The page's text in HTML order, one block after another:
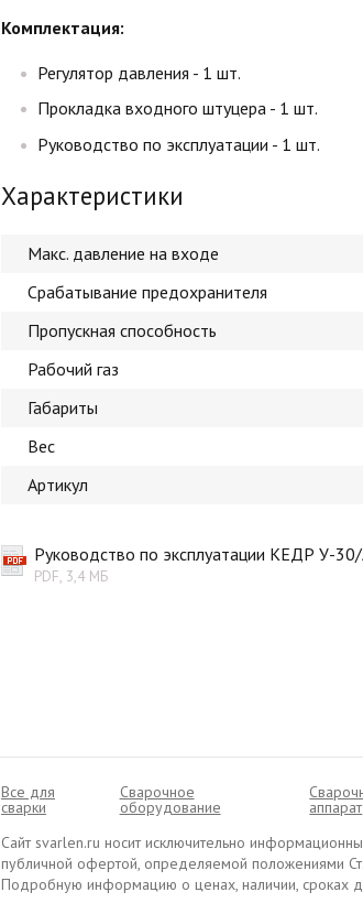
Комплектация:
Регулятор давления - 1 шт.
Прокладка входного штуцера - 1 шт.
Руководство по эксплуатации - 1 шт.
Характеристики
Макс. давление на входе
Срабатывание предохранителя
Пропускная способность
Рабочий газ
Габариты
Вес
Артикул
Руководство по эксплуатации КЕДР У-
PDF, 3,4 МБ
Все для
сварки
Сварочное
оборудование аппарат
Сайт svarlen.ru носит исключительно
публичной офертой, определяемой положениями
Подробную информацию о ценах, наличии, сроках